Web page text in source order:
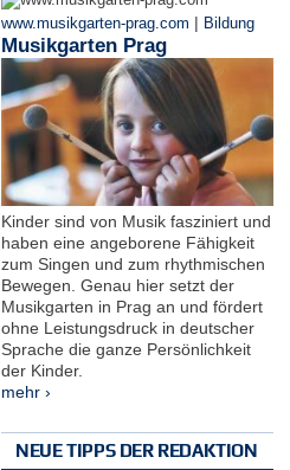
www.musikgarten-prag.com | Bildung
Musikgarten Prag
Kinder sind von Musik fasziniert und
haben eine angeborene Fähigkeit
zum Singen und zum rhythmischen
Bewegen. Genau hier setzt der
Musikgarten in Prag an und fördert
ohne Leistungsdruck in deutscher
Sprache die ganze Persönlichkeit
der Kinder.
mehr ›
NEUE TIPPS DER REDAKTION